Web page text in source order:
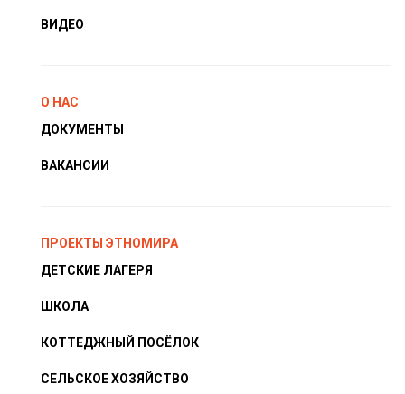
ВИДЕО
О НАС
ДОКУМЕНТЫ
ВАКАНСИИ
ПРОЕКТЫ ЭТНОМИРА
ДЕТСКИЕ ЛАГЕРЯ
ШКОЛА
КОТТЕДЖНЫЙ ПОСЁЛОК
СЕЛЬСКОЕ ХОЗЯЙСТВО